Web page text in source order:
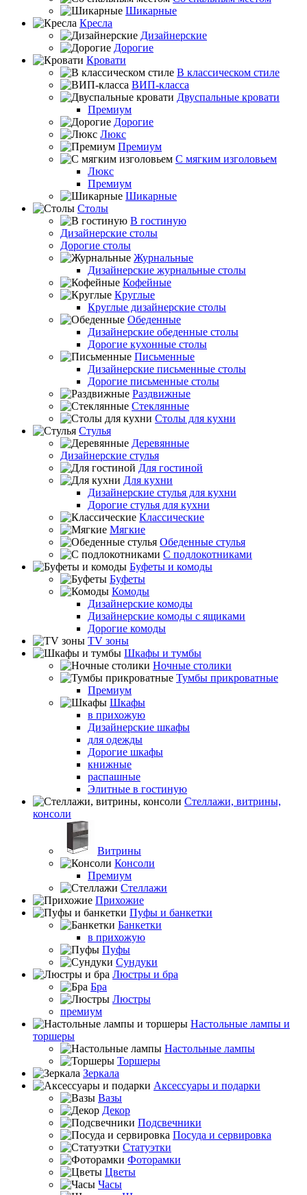
Шикарные
Кресла
Дизайнерские
Дорогие
Кровати
В классическом стиле
ВИП-класса
Двуспальные кровати
Премиум
Дорогие
Люкс
Премиум
С мягким изголовьем
Люкс
Премиум
Шикарные
Столы
В гостиную
Дизайнерские столы
Дорогие столы
Журнальные
Дизайнерские журнальные столы
Кофейные
Круглые
Круглые дизайнерские столы
Обеденные
Дизайнерские обеденные столы
Дорогие кухонные столы
Письменные
Дизайнерские письменные столы
Дорогие письменные столы
Раздвижные
Стеклянные
Столы для кухни
Стулья
Деревянные
Дизайнерские стулья
Для гостиной
Для кухни
Дизайнерские стулья для кухни
Дорогие стулья для кухни
Классические
Мягкие
Обеденные стулья
С подлокотниками
Буфеты и комоды
Буфеты
Комоды
Дизайнерские комоды
Дизайнерские комоды с ящиками
Дорогие комоды
TV зоны
Шкафы и тумбы
Ночные столики
Тумбы прикроватные
Премиум
Шкафы
в прихожую
Дизайнерские шкафы
для одежды
Дорогие шкафы
книжные
распашные
Элитные в гостиную
Стеллажи, витрины,
консоли
Витрины
Консоли
Премиум
Стеллажи
Прихожие
Пуфы и банкетки
Банкетки
в прихожую
Пуфы
Сундуки
Люстры и бра
Бра
Люстры
премиум
Настольные лампы и
торшеры
Настольные лампы
Торшеры
Зеркала
Аксессуары и подарки
Вазы
Декор
Подсвечники
Посуда и сервировка
Статуэтки
Фоторамки
Цветы
Часы